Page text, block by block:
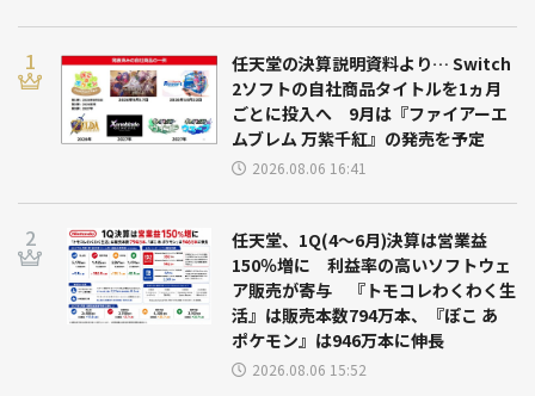
任天堂の決算説明資料より… Switch
2ソフトの自社商品タイトルを1ヵ月
ごとに投入へ 9月は『ファイアーエ
ムブレム 万紫千紅』の発売を予定
2026.08.06 16:41
任天堂、1Q(4～6月)決算は営業益
150％増に 利益率の高いソフトウェ
ア販売が寄与 『トモコレわくわく生
活』は販売本数794万本、『ぽこ あ
ポケモン』は946万本に伸長
2026.08.06 15:52